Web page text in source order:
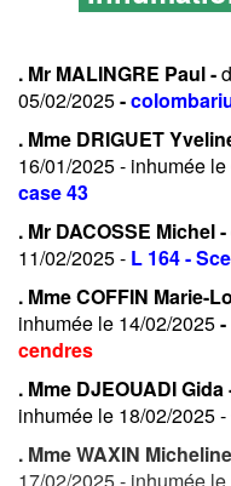
. Mr MALINGRE Paul -
05/02/2025-
. Mme DRIGUET
16/01/2025 - inhumée
case 43
. Mr DACOSSE Michel -
11/02/2025 - L 164-
. Mme COFFIN Marie-
inhumée le 14/02/2025-
cendres
. Mme DJEOUADI Gida
inhumée le 18/02/2025 -
. Mme WAXIN